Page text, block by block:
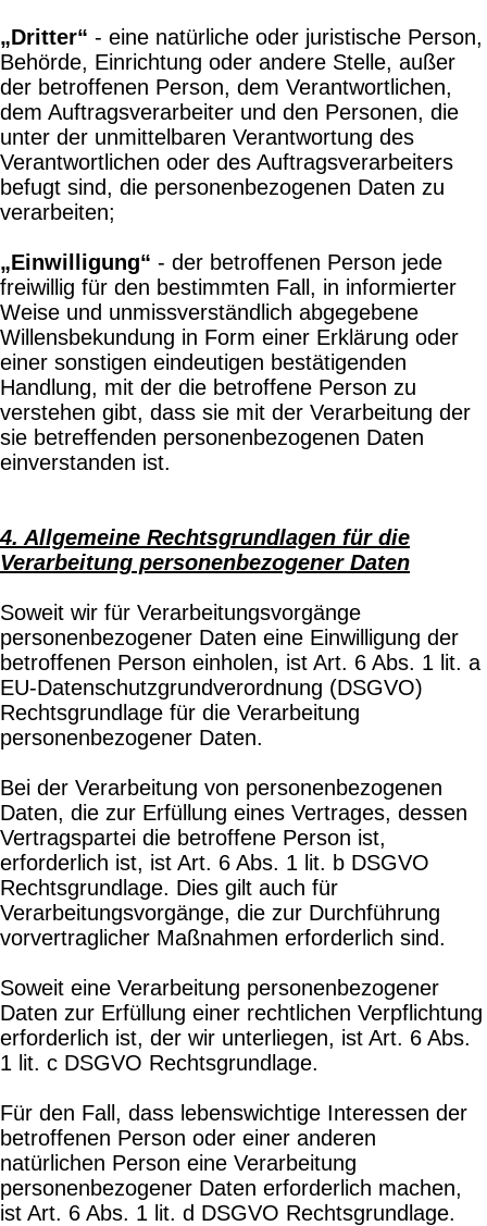
„Dritter“ - eine natürliche oder juristische Person,
Behörde, Einrichtung oder andere Stelle, außer
der betroffenen Person, dem Verantwortlichen,
dem Auftragsverarbeiter und den Personen, die
unter der unmittelbaren Verantwortung des
Verantwortlichen oder des Auftragsverarbeiters
befugt sind, die personenbezogenen Daten zu
verarbeiten;
„Einwilligung“ - der betroffenen Person jede
freiwillig für den bestimmten Fall, in informierter
Weise und unmissverständlich abgegebene
Willensbekundung in Form einer Erklärung oder
einer sonstigen eindeutigen bestätigenden
Handlung, mit der die betroffene Person zu
verstehen gibt, dass sie mit der Verarbeitung der
sie betreffenden personenbezogenen Daten
einverstanden ist.
4. Allgemeine Rechtsgrundlagen für die
Verarbeitung personenbezogener Daten
Soweit wir für Verarbeitungsvorgänge
personenbezogener Daten eine Einwilligung der
betroffenen Person einholen, ist Art. 6 Abs. 1 lit. a
EU-Datenschutzgrundverordnung (DSGVO)
Rechtsgrundlage für die Verarbeitung
personenbezogener Daten.
Bei der Verarbeitung von personenbezogenen
Daten, die zur Erfüllung eines Vertrages, dessen
Vertragspartei die betroffene Person ist,
erforderlich ist, ist Art. 6 Abs. 1 lit. b DSGVO
Rechtsgrundlage. Dies gilt auch für
Verarbeitungsvorgänge, die zur Durchführung
vorvertraglicher Maßnahmen erforderlich sind.
Soweit eine Verarbeitung personenbezogener
Daten zur Erfüllung einer rechtlichen Verpflichtung
erforderlich ist, der wir unterliegen, ist Art. 6 Abs.
1 lit. c DSGVO Rechtsgrundlage.
Für den Fall, dass lebenswichtige Interessen der
betroffenen Person oder einer anderen
natürlichen Person eine Verarbeitung
personenbezogener Daten erforderlich machen,
ist Art. 6 Abs. 1 lit. d DSGVO Rechtsgrundlage.